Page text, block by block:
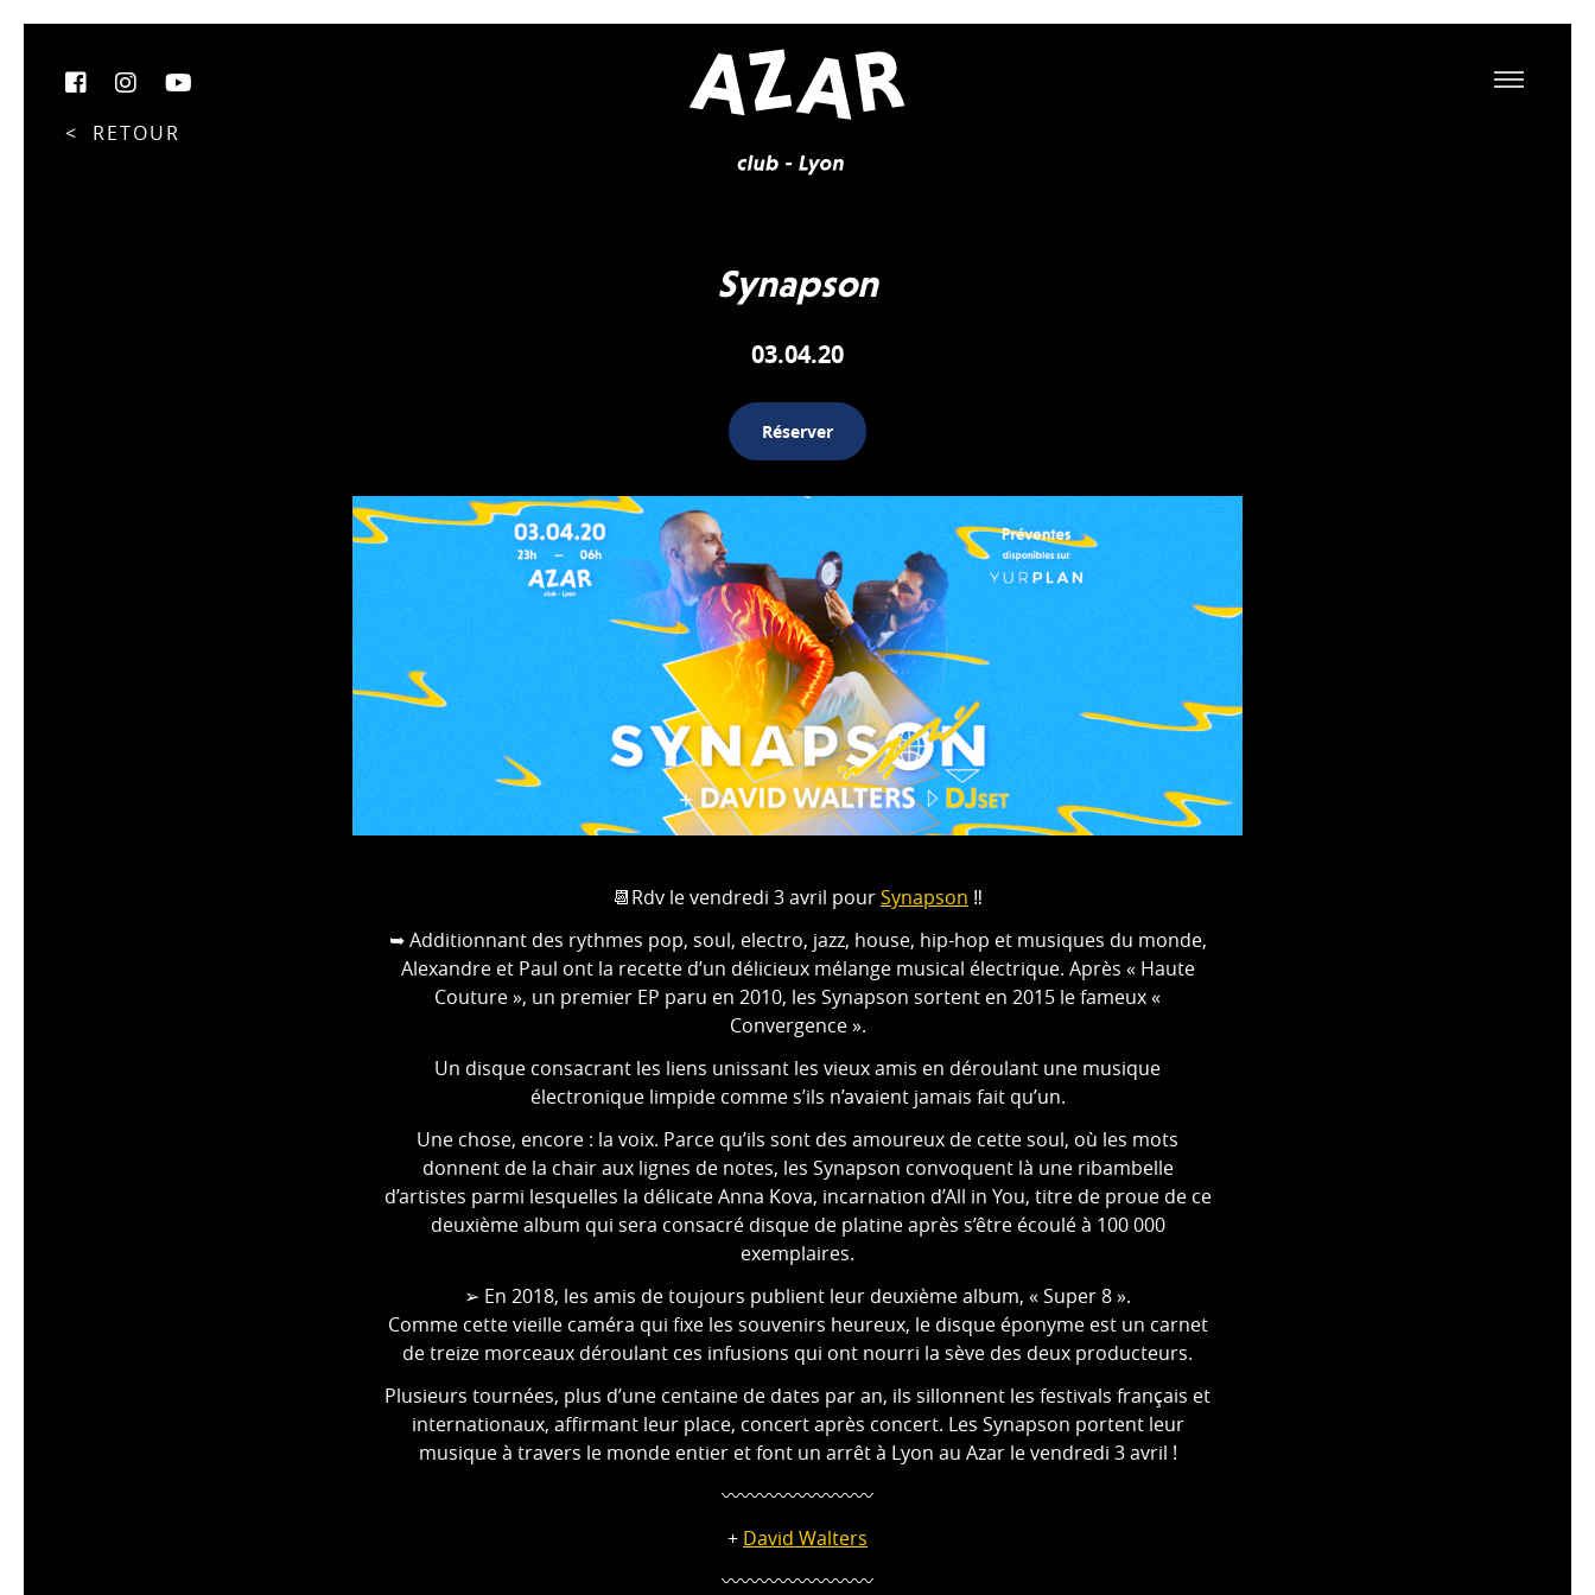
< RETOUR
Synapson
03.04.20
Réserver
📆Rdv le vendredi 3 avril pourSynapson ‼️
➥ Additionnant des rythmes pop, soul, electro, jazz, house, hip-hop et musiques du monde,
Alexandre et Paul ont la recette d’un délicieux mélange musical électrique. Après « Haute
Couture », un premier EP paru en 2010, les Synapson sortent en 2015 le fameux «
Convergence ».
Un disque consacrant les liens unissant les vieux amis en déroulant une musique
électronique limpide comme s’ils n’avaient jamais fait qu’un.
Une chose, encore : la voix. Parce qu’ils sont des amoureux de cette soul, où les mots
donnent de la chair aux lignes de notes, les Synapson convoquent là une ribambelle
d’artistes parmi lesquelles la délicate Anna Kova, incarnation d’All in You, titre de proue de ce
deuxième album qui sera consacré disque de platine après s’être écoulé à 100 000
exemplaires.
➢ En 2018, les amis de toujours publient leur deuxième album, « Super 8 ».
Comme cette vieille caméra qui fixe les souvenirs heureux, le disque éponyme est un carnet
de treize morceaux déroulant ces infusions qui ont nourri la sève des deux producteurs.
Plusieurs tournées, plus d’une centaine de dates par an, ils sillonnent les festivals français et
internationaux, affirmant leur place, concert après concert. Les Synapson portent leur
musique à travers le monde entier et font un arrêt à Lyon au Azar le vendredi 3 avril !
〰️〰️〰️〰️〰️〰️〰️〰️
+ David Walters
〰️〰️〰️〰️〰️〰️〰️〰️